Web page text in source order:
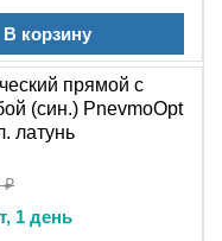
оси
проверить
до упора –
.
легким
В корзину
прямой с
(син.) PnevmoOpt
латунь
₽
1 день